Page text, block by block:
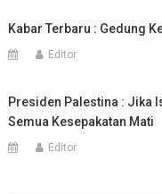
Kabar Terbaru : Gedung
Editor
Presiden Palestina : Jika
Semua Kesepakatan Mati
Editor